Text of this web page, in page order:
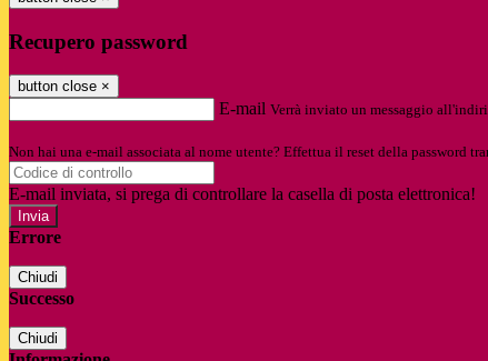
Recupero password
button close ×
E-mail Verrà inviato un messaggio
Non hai una e-mail associata al nome utente? Effettua il reset della password
E-mail inviata, si prega di controllare la casella di posta elettronica!
Errore
Chiudi
Successo
Chiudi